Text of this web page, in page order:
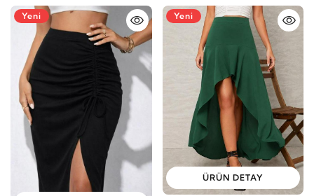
Yeni Yeni
ÜRÜN DETAY